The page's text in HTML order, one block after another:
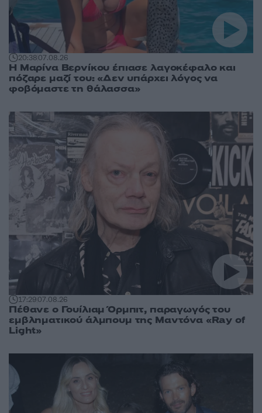
20:3807.08.26
Η Μαρίνα Βερνίκου έπιασε λαγοκέφαλο και
πόζαρε μαζί του: «Δεν υπάρχει λόγος να
φοβόμαστε τη θάλασσα»
17:2907.08.26
Πέθανε ο Γουίλιαμ Όρμπιτ, παραγωγός του
εμβληματικού άλμπουμ της Μαντόνα «Ray of
Light»